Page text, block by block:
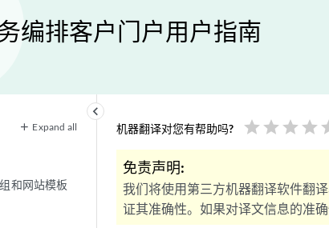
编排客户门户用户指南
keyboard_arrow_left
Expand all
和网站模板
机器翻译对您有帮助吗? star star star star
免责声明:
我们将使用第三方机器翻译软件翻
证其准确性。如果对译文信息的准